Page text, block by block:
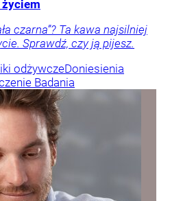
życiem
czarna”? Ta kawa najsilniej
Sprawdź, czy ją pijesz.
odżywczeDoniesienia
Badania